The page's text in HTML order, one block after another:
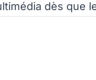
dès que